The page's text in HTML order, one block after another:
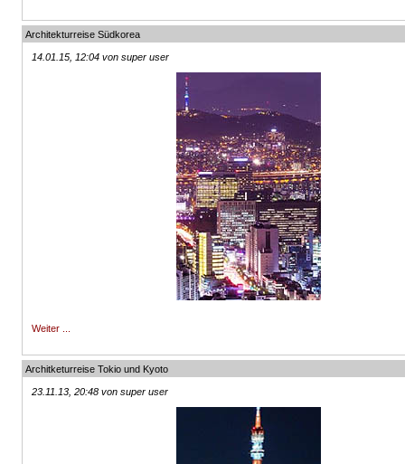
Architekturreise Südkorea
14.01.15, 12:04 von super user
Weiter ...
Architketurreise Tokio und Kyoto
23.11.13, 20:48 von super user